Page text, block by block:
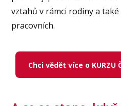
vztahů v rámci rodiny a
pracovních.
Chci vědět více o KURZU